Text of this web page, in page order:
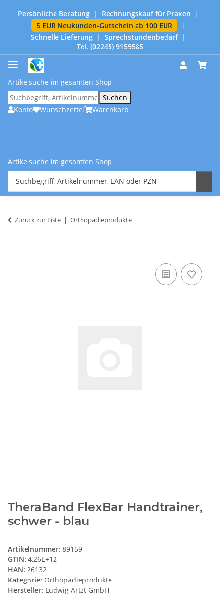
Persönliche Beratung | Rechnungskauf für Praxen
|
5 EUR Neukunden-Gutschein ab 100 EUR
|
Schnelle Lieferung
| Sprechstundenbedarf
|
Tel. (02245) 9159585
Artikelsuche im gesamten Shop
Suchen
Konto
Wunschzettel Warenkorb
Artikelsuche im gesamten Shop
Zurück zur Liste Orthopädieprodukte
TheraBand FlexBar Handtrainer,
schwer - blau
Artikelnummer: 89159
GTIN: 4,26E+12
HAN: 26132
Kategorie: Orthopädieprodukte
Hersteller: Ludwig Artzt GmbH